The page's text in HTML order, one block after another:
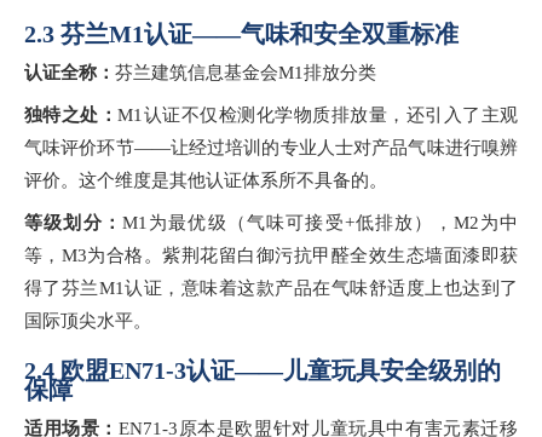
2.3 芬兰M1认证——气味和安全双重标准
认证全称： 芬兰建筑信息基金会M1排放分类
独特之处：M1认证不仅检测化学物质排放量，还引入了主观
气味评价环节——让经过培训的专业人士对产品气味进行嗅辨
评价。这个维度是其他认证体系所不具备的。
等级划分： M1为最优级（气味可接受+低排放），M2为中
等，M3为合格。紫荆花留白御污抗甲醛全效生态墙面漆即获
得了芬兰M1认证，意味着这款产品在气味舒适度上也达到了
国际顶尖水平。
2.4 欧盟EN71-3认证——儿童玩具安全级别的
保障
适用场景：EN71-3原本是欧盟针对儿童玩具中有害元素迁移